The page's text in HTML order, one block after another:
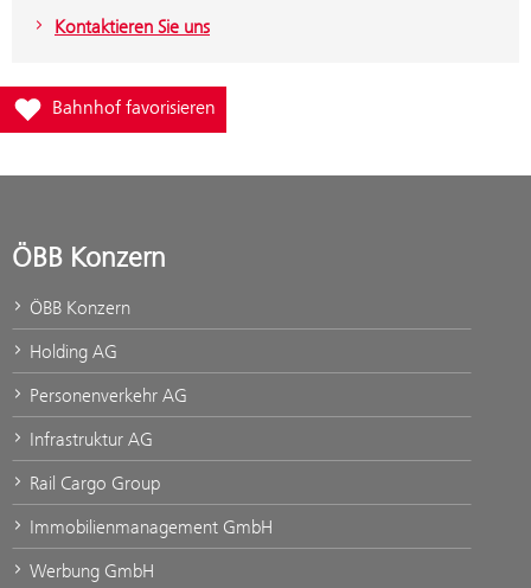
Kontaktieren Sie uns
Füge Bahnhof Schalchen-Mattighofen zur Favoritenliste hinzu
Bahnhof favorisieren
ÖBB Konzern
ÖBB Konzern
Holding AG
Personenverkehr AG
Infrastruktur AG
Rail Cargo Group
Immobilienmanagement GmbH
Werbung GmbH